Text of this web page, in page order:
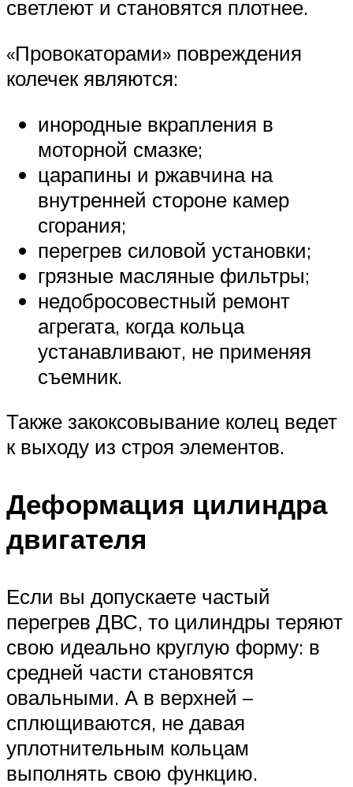
светлеют и становятся плотнее.
«Провокаторами» повреждения
колечек являются:
инородные вкрапления в
моторной смазке;
царапины и ржавчина на
внутренней стороне камер
сгорания;
перегрев силовой установки;
грязные масляные фильтры;
недобросовестный ремонт
агрегата, когда кольца
устанавливают, не применяя
съемник.
Также закоксовывание колец ведет
к выходу из строя элементов.
Деформация цилиндра
двигателя
Если вы допускаете частый
перегрев ДВС, то цилиндры теряют
свою идеально круглую форму: в
средней части становятся
овальными. А в верхней –
сплющиваются, не давая
уплотнительным кольцам
выполнять свою функцию.